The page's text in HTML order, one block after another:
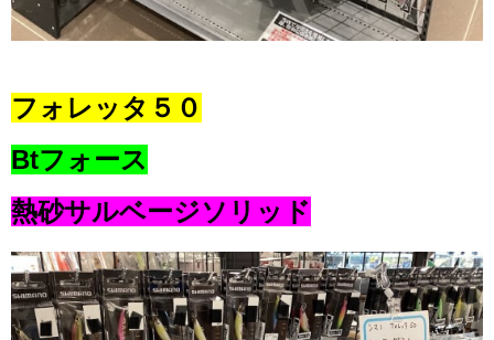
フォレッタ５０
Btフォース
熱砂サルベージソリッド